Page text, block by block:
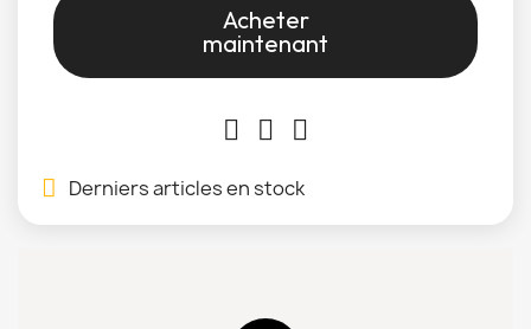
Acheter
maintenant
Derniers articles en stock